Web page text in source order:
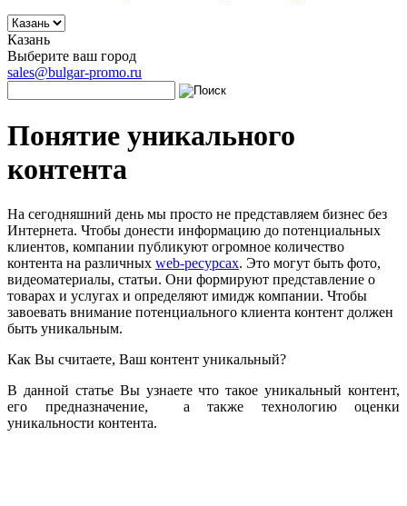
Казань
Выберите ваш город
sales@bulgar-promo.ru
Понятие уникального
контента
На сегодняшний день мы просто не представляем бизнес без
Интернета. Чтобы донести информацию до потенциальных
клиентов, компании публикуют огромное количество
контента на различных web-ресурсах. Это могут быть фото,
видеоматериалы, статьи. Они формируют представление о
товарах и услугах и определяют имидж компании. Чтобы
завоевать внимание потенциального клиента контент должен
быть уникальным.
Как Вы считаете, Ваш контент уникальный?
В данной статье Вы узнаете что такое уникальный контент,
его предназначение, а также технологию оценки
уникальности контента.